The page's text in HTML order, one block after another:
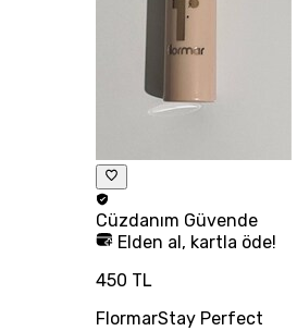
Cüzdanım Güvende
Elden al, kartla öde!
450 TL
FlormarStay Perfect